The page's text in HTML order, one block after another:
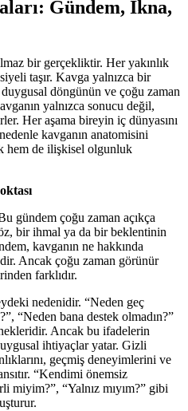
Gündem, İkna,
bir gerçekliktir. Her yakınlık
taşır. Kavga yalnızca bir
döngünün ve çoğu zaman
yalnızca sonucu değil,
Her aşama bireyin iç dünyasını
kavganın anatomisini
hem de ilişkisel olgunluk
gündem çoğu zaman açıkça
bir ihmal ya da bir beklentinin
kavganın ne hakkında
Ancak çoğu zaman görünür
farklıdır.
nedenidir. “Neden geç
“Neden bana destek olmadın?”
Ancak bu ifadelerin
ihtiyaçlar yatar. Gizli
geçmiş deneyimlerini ve
“Kendimi önemsiz
miyim?”, “Yalnız mıyım?” gibi